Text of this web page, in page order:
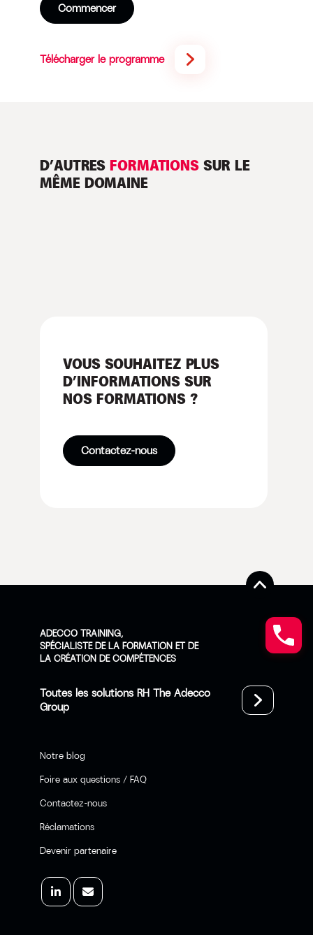
Commencer
Télécharger le programme
D’AUTRES FORMATIONSSUR LE
MÊME DOMAINE
VOUS SOUHAITEZ PLUS
D’INFORMATIONS SUR
NOS FORMATIONS ?
Contactez-nous
ADECCO TRAINING,
SPÉCIALISTE DE LA FORMATION ET DE
LA CRÉATION DE COMPÉTENCES
Toutes les solutions RH The Adecco
Group
Notre blog
Foire aux questions / FAQ
Contactez-nous
Réclamations
Devenir partenaire